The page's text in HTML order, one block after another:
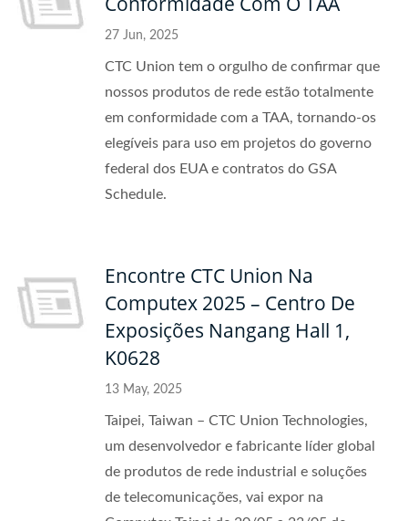
27 Jun, 2025
CTC Union tem o orgulho de confirmar que
nossos produtos de rede estão totalmente
em conformidade com a TAA, tornando-os
elegíveis para uso em projetos do governo
federal dos EUA e contratos do GSA
Schedule.
Encontre CTC Union Na
Computex 2025 – Centro De
Exposições Nangang Hall 1,
K0628
13 May, 2025
Taipei, Taiwan – CTC Union Technologies,
um desenvolvedor e fabricante líder global
de produtos de rede industrial e soluções
de telecomunicações, vai expor na